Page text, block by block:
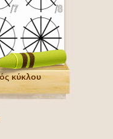
κύκλου